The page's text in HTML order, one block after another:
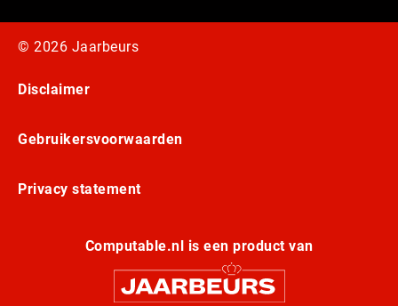
© 2026 Jaarbeurs
Disclaimer
Gebruikersvoorwaarden
Privacy statement
Computable.nl is een product van